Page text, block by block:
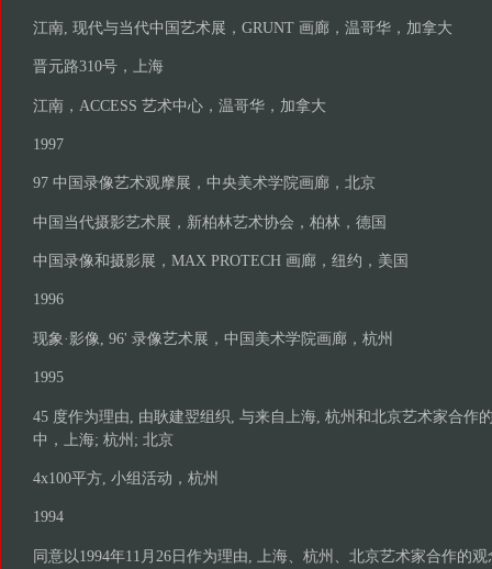
江南, 现代与当代中国艺术展，GRUNT 画廊，温哥华，加拿大
晋元路310号，上海
江南，ACCESS 艺术中心，温哥华，加拿大
1997
97 中国录像艺术观摩展，中央美术学院画廊，北京
中国当代摄影艺术展，新柏林艺术协会，柏林，德国
中国录像和摄影展，MAX PROTECH 画廊，纽约，美国
1996
现象·影像, 96' 录像艺术展，中国美术学院画廊，杭州
1995
45 度作为理由, 由耿建翌组织, 与来自上海, 杭州和北京艺术家合作
中，上海; 杭州; 北京
4x100平方, 小组活动，杭州
1994
同意以1994年11月26日作为理由, 上海、杭州、北京艺术家合作的